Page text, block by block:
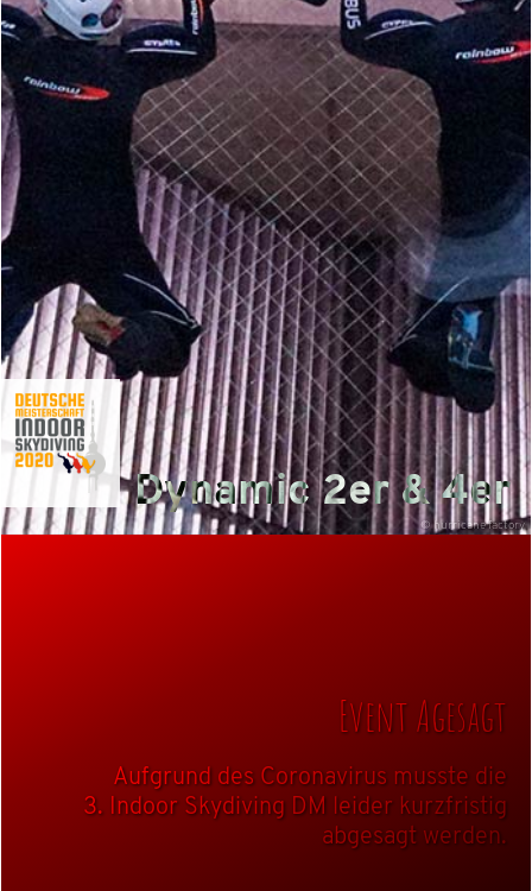
Dynamic 2er & 4er
© hurricane factory
Event Agesagt
Aufgrund des Coronavirus musste die
3. Indoor Skydiving DM leider kurzfristig
abgesagt werden.